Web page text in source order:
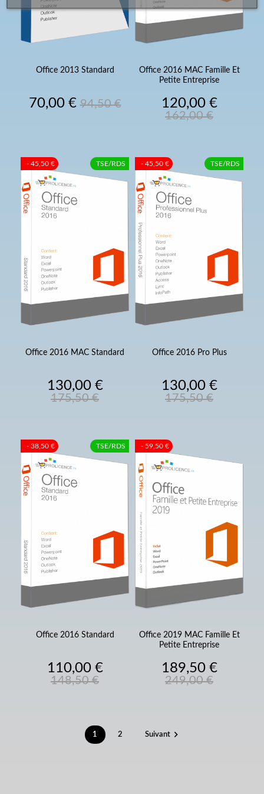
Office 2013 Standard
Prix
70,00 € Prix
94,50 €
Office 2016 MAC Famille Et
Petite Entreprise
Prix
120,00 €Prix
162,00 €
Office 2016 MAC Standard
Prix
130,00 €Prix
175,50 €
TSE/RDS
- 45,50 €
Office 2016 Pro Plus
Prix
130,00 €Prix
175,50 €
TSE/RDS
- 45,50 €
Office 2016 Standard
Prix
110,00 €Prix
148,50 €
TSE/RDS
- 38,50 €
Office 2019 MAC Famille Et
Petite Entreprise
Prix
189,50 €Prix
249,00 €
- 59,50 €
1 2 Suivant 